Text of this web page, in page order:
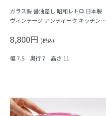
ガラス製 醤油差し 昭和レトロ 日本製
ヴィンテージ アンティーク キッチン用
8,800円 (税込)
幅 7.5 奥行 7 高さ 11